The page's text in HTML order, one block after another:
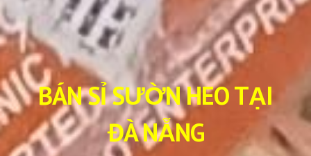
BÁN SỈ SƯỜN HEO TẠI
ĐÀ NẴNG